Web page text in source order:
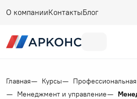
О компанииКонтактыБлог
Главная Курсы
Менеджмент и управление